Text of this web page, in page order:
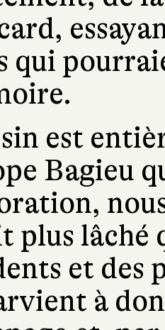
qui
est
Bagieu
plus lâché
et des
à